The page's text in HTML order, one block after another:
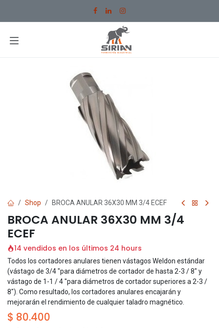
Shop BROCA ANULAR 36X30 MM 3/4 ECEF
BROCA ANULAR 36X30 MM 3/4
ECEF
14 vendidos en los últimos 24 hours
Todos los cortadores anulares tienen vástagos Weldon estándar
(vástago de 3/4 "para diámetros de cortador de hasta 2-3 / 8" y
vástago de 1-1 / 4 "para diámetros de cortador superiores a 2-3 /
8"). Como resultado, los cortadores anulares encajarán y
mejorarán el rendimiento de cualquier taladro magnético.
$ 80.400